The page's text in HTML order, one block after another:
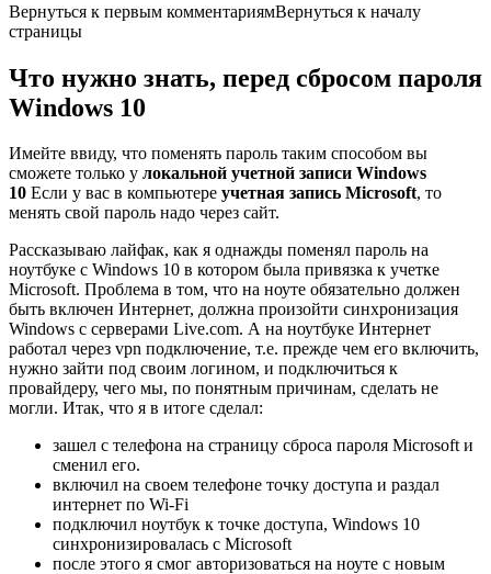
Вернуться к первым комментариямВернуться к началу
страницы
Что нужно знать, перед сбросом пароля
Windows 10
Имейте ввиду, что поменять пароль таким способом вы
сможете только у локальной учетной записи Windows
10 Если у вас в компьютере учетная запись Microsoft, то
менять свой пароль надо через сайт.
Рассказываю лайфак, как я однажды поменял пароль на
ноутбуке с Windows 10 в котором была привязка к учетке
Microsoft. Проблема в том, что на ноуте обязательно должен
быть включен Интернет, должна произойти синхронизация
Windows с серверами Live.com. А на ноутбуке Интернет
работал через vpn подключение, т.е. прежде чем его включить,
нужно зайти под своим логином, и подключиться к
провайдеру, чего мы, по понятным причинам, сделать не
могли. Итак, что я в итоге сделал:
зашел с телефона на страницу сброса пароля Microsoft и
сменил его.
включил на своем телефоне точку доступа и раздал
интернет по Wi-Fi
подключил ноутбук к точке доступа, Windows 10
синхронизировалась с Microsoft
после этого я смог авторизоваться на ноуте с новым